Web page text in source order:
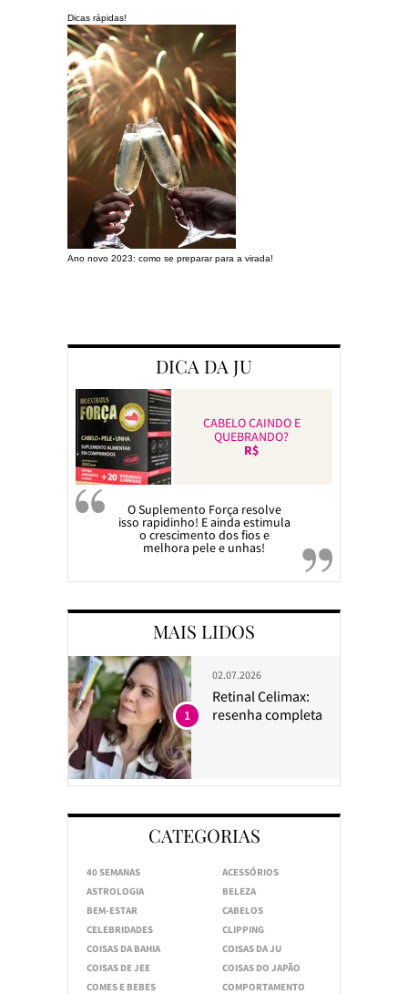
Dicas rápidas!
Ano novo 2023: como se preparar para a virada!
DICA DA JU
CABELO CAINDO E
QUEBRANDO?
R$
O Suplemento Força resolve
isso rapidinho! E ainda estimula
o crescimento dos fios e
melhora pele e unhas!
MAIS LIDOS
02.07.2026
Retinal Celimax:
resenha completa
1
CATEGORIAS
40 SEMANAS
ACESSÓRIOS
ASTROLOGIA
BELEZA
BEM-ESTAR
CABELOS
CELEBRIDADES
CLIPPING
COISAS DA BAHIA
COISAS DA JU
COISAS DE JEE
COISAS DO JAPÃO
COMES E BEBES
COMPORTAMENTO